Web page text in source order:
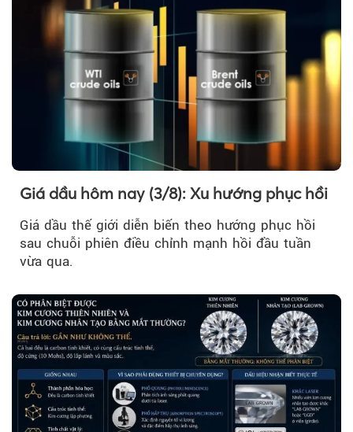
Giá dầu hôm nay (3/8): Xu hướng phục hồi
Giá dầu thế giới diễn biến theo hướng phục hồi
sau chuỗi phiên điều chỉnh mạnh hồi đầu tuần
vừa qua.